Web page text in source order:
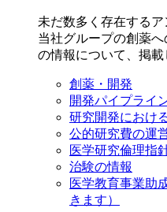
未だ数多く存在するア
当社グループの創薬
の情報について、掲載
創薬・開発
開発パイプライ
研究開発におけ
公的研究費の運
医学研究倫理指
治験の情報
医学教育事業助
きます）